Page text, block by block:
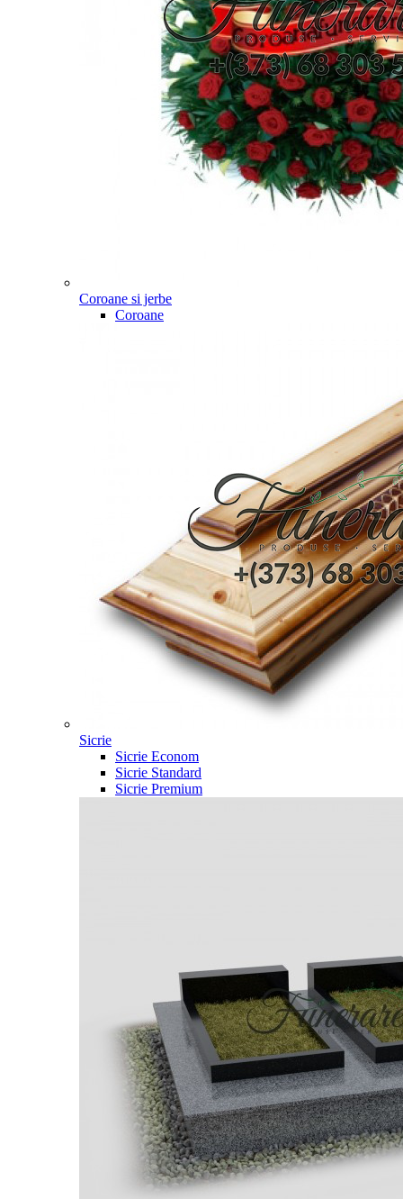
Coroane si jerbe
Coroane
Sicrie
Sicrie Econom
Sicrie Standard
Sicrie Premium